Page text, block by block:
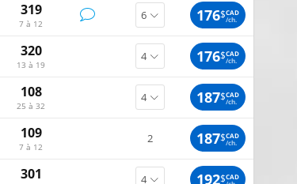
319
7 à 12 176$CAD
/ch.
320
13 à 19 176$CAD
/ch.
108
25 à 32 187$CAD
/ch.
109
7 à 12
2 187$CAD
/ch.
301 192$CAD